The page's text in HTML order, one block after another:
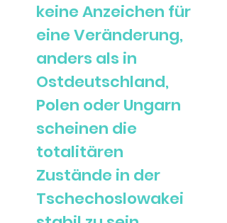
keine Anzeichen für
eine Veränderung,
anders als in
Ostdeutschland,
Polen oder Ungarn
scheinen die
totalitären
Zustände in der
Tschechoslowakei